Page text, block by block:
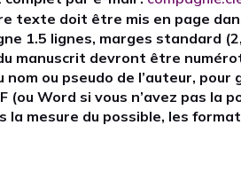
texte doit être mis en page
1.5 lignes, marges standard
manuscrit devront être
nom ou pseudo de l’auteur, pour
(ou Word si vous n’avez pas
la mesure du possible, les